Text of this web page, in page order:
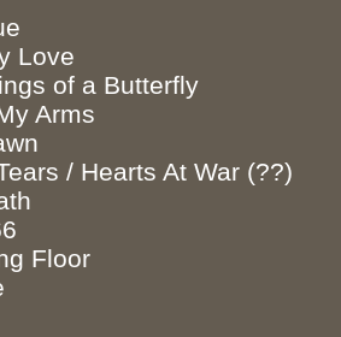
Love
of a Butterfly
Arms
/ Hearts At War (??)
Floor